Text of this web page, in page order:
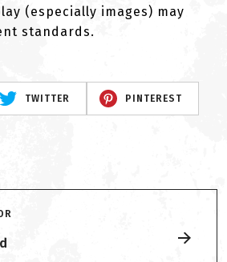
(especially images) may
standards.
TWITTER PINTEREST